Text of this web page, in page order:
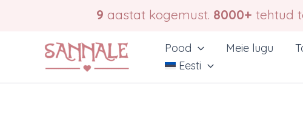
9 aastat kogemust. 8000+ tehtud
Pood Meie lugu
Eesti